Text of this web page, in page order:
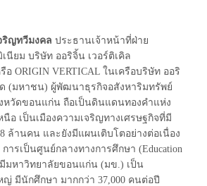
ริญทวีมงคล ประธานเจ้าหน้าที่ฝ่าย
นียม บริษัท ออริจิ้น เวอร์ติเคิล
ORIGIN VERTICAL ในเครือบริษัท ออริ
(มหาชน) ผู้พัฒนาธุรกิจอสังหาริมทรัพย์
หวัดขอนแก่น ถือเป็นดินแดนทองคำแห่ง
อ เป็นเมืองความเจริญทางเศรษฐกิจที่มี
ล้านคน และยังมีแผนเติบโตอย่างต่อเนื่อง
ารเป็นศูนย์กลางทางการศึกษา (Education
มหาวิทยาลัยขอนแก่น (มข.) เป็น
มีนักศึกษา มากกว่า 37,000 คนต่อปี